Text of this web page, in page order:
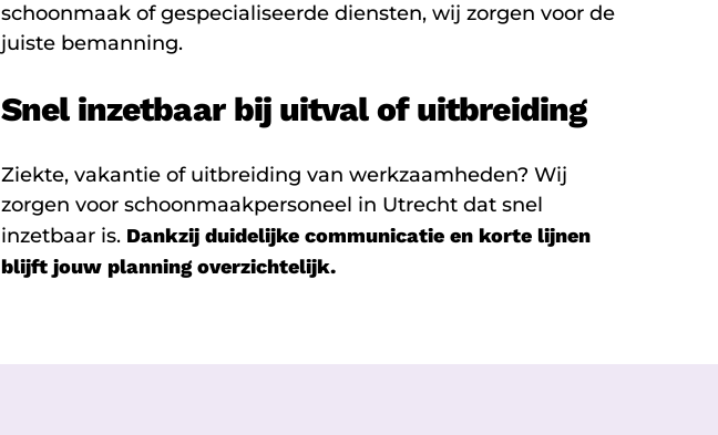
schoonmaak of gespecialiseerde diensten, wij zorgen voor de
juiste bemanning.
Snel inzetbaar bij uitval of uitbreiding
Ziekte, vakantie of uitbreiding van werkzaamheden? Wij
zorgen voor schoonmaakpersoneel in Utrecht dat snel
inzetbaar is. Dankzij duidelijke communicatie en korte lijnen
blijft jouw planning overzichtelijk.